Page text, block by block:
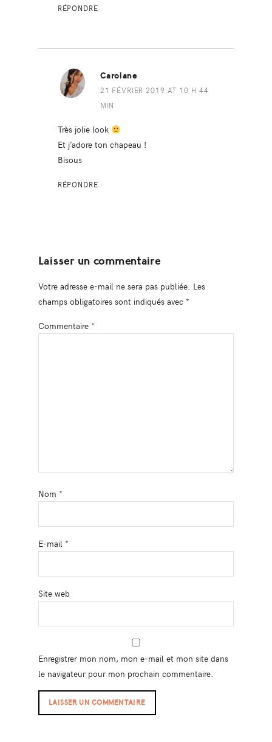
RÉPONDRE
Carolane
21 FÉVRIER 2019 AT 10 H 44
MIN
Très jolie look
Et j’adore ton chapeau !
Bisous
RÉPONDRE
Laisser un commentaire
Votre adresse e-mail ne sera pas publiée. Les
champs obligatoires sont indiqués avec *
Commentaire *
Nom *
E-mail *
Site web
Enregistrer mon nom, mon e-mail et mon site dans
le navigateur pour mon prochain commentaire.